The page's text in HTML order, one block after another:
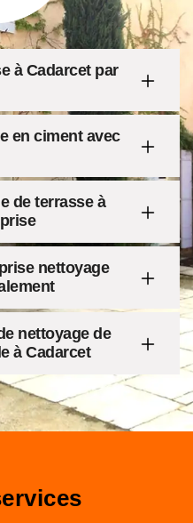
à Cadarcet par
en ciment avec
de terrasse à
nettoyage
nettoyage de
à Cadarcet